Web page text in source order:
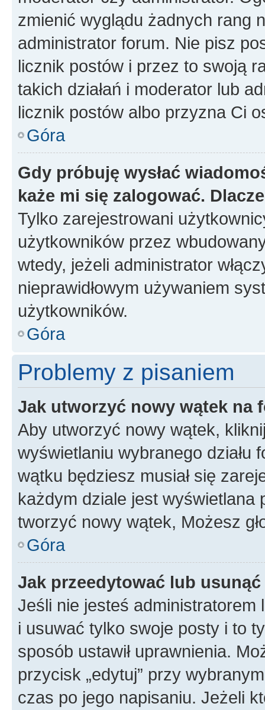
zmienić wyglądu żadnych rang
administrator forum. Nie pisz
licznik postów i przez to swoją
takich działań i moderator lub
licznik postów albo przyzna Ci
Góra
Gdy próbuję wysłać
każe mi się zalogować.
Tylko zarejestrowani
użytkowników przez
wtedy, jeżeli administrator
nieprawidłowym używaniem
użytkowników.
Góra
Problemy z pisaniem
Jak utworzyć nowy wątek na
Aby utworzyć nowy wątek,
wyświetlaniu wybranego działu
wątku będziesz musiał się
każdym dziale jest wyświetlana
tworzyć nowy wątek, Możesz
Góra
Jak przeedytować lub
Jeśli nie jesteś
i usuwać tylko swoje posty i to
sposób ustawił uprawnienia.
przycisk „edytuj” przy
czas po jego napisaniu. Jeżeli